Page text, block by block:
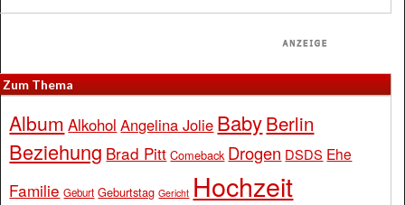
Zum Thema
Album Alkohol Angelina Jolie BabyBerlin
Beziehung Brad Pitt Comeback Drogen DSDS Ehe
Familie Geburt Geburtstag Gericht Hochzeit